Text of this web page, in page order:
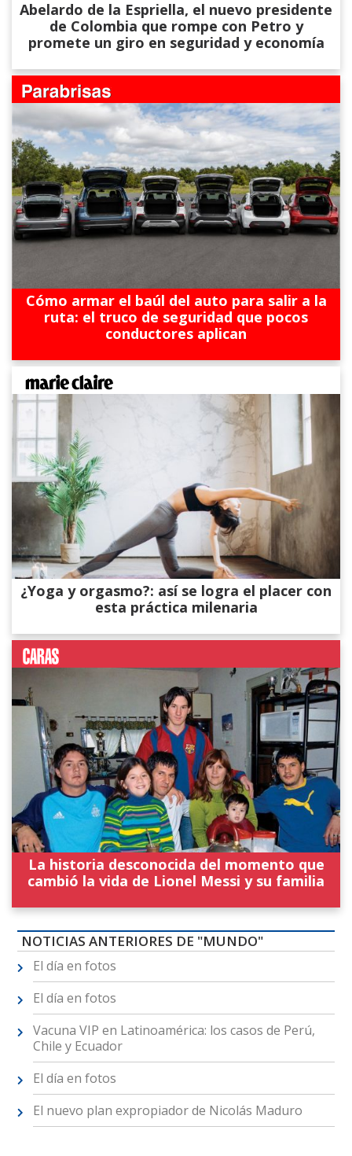
Abelardo de la Espriella, el nuevo presidente
de Colombia que rompe con Petro y
promete un giro en seguridad y economía
Cómo armar el baúl del auto para salir a la
ruta: el truco de seguridad que pocos
conductores aplican
¿Yoga y orgasmo?: así se logra el placer con
esta práctica milenaria
La historia desconocida del momento que
cambió la vida de Lionel Messi y su familia
NOTICIAS ANTERIORES DE "MUNDO"
El día en fotos
El día en fotos
Vacuna VIP en Latinoamérica: los casos de Perú,
Chile y Ecuador
El día en fotos
El nuevo plan expropiador de Nicolás Maduro